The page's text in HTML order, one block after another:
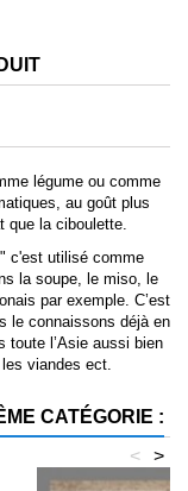
légume ou comme
au goût plus
que la ciboulette.
c'est utilisé comme
la soupe, le miso, le
par exemple. C’est
le connaissons déjà en
toute l’Asie aussi bien
viandes ect.
CATÉGORIE :
>
<